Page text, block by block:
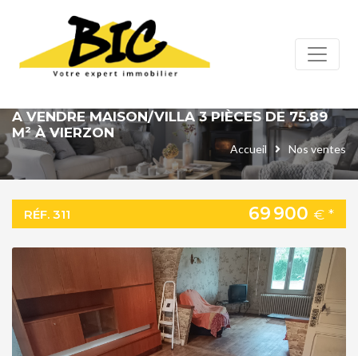
A VENDRE MAISON/VILLA 3 PIÈCES DE 75.89
M² À VIERZON
Accueil Nos ventes
RÉF. 311 69 900 € *